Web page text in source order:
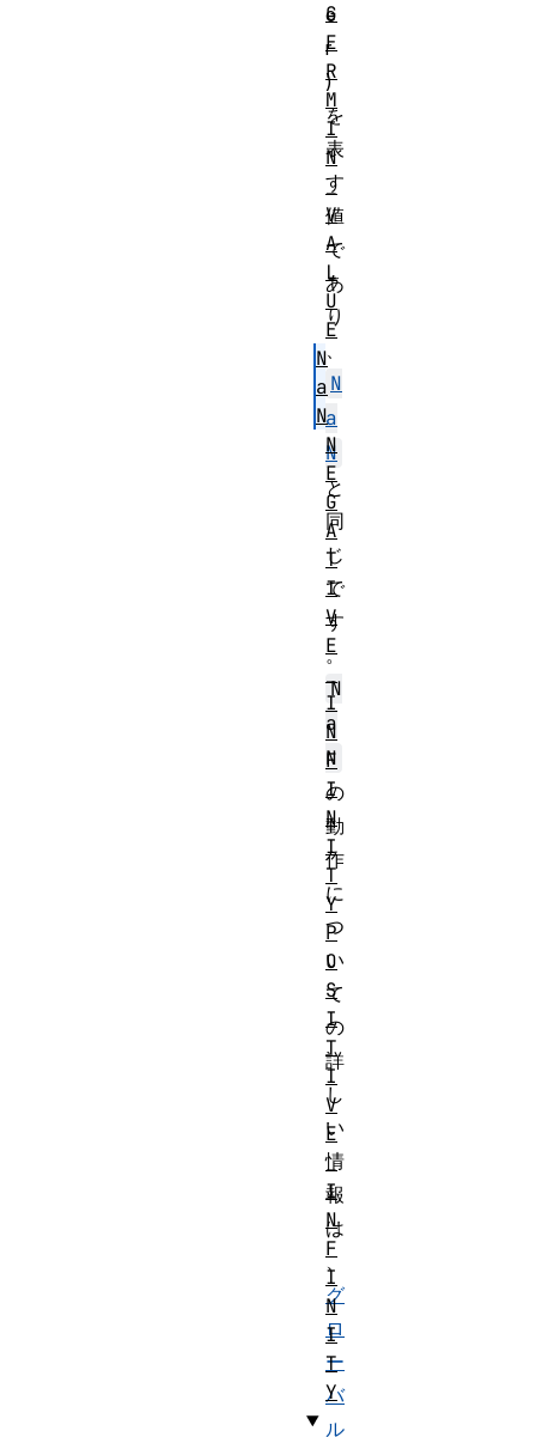
e
r
)
を
表
す
値
で
あ
り
、
N
a
N
と
同
じ
で
す
。
N
a
N
の
動
作
に
つ
い
て
の
詳
し
い
情
報
は
、
グ
ロ
ー
バ
ル
G
E
R
M
I
N
_
V
A
L
U
E
N
a
N
N
E
G
A
T
I
V
E
I
N
F
I
N
I
T
Y
P
O
S
I
T
I
V
E
_
I
N
F
I
N
I
T
Y